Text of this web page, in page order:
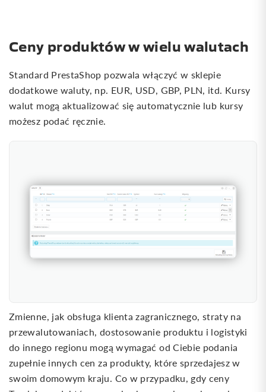
Ceny produktów w wielu walutach
Standard PrestaShop pozwala włączyć w sklepie
dodatkowe waluty, np. EUR, USD, GBP, PLN, itd. Kursy
walut mogą aktualizować się automatycznie lub kursy
możesz podać ręcznie.
Zmienne, jak obsługa klienta zagranicznego, straty na
przewalutowaniach, dostosowanie produktu i logistyki
do innego regionu mogą wymagać od Ciebie podania
zupełnie innych cen za produkty, które sprzedajesz w
swoim domowym kraju. Co w przypadku, gdy ceny